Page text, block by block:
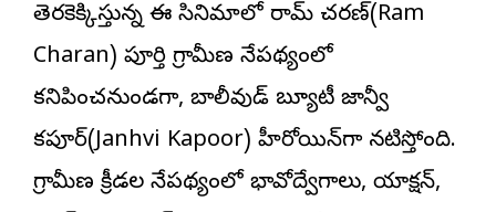
తెరకెక్కిస్తున్న ఈ సినిమాలో రామ్ చ‌ర‌ణ్(Ram
Charan) పూర్తి గ్రామీణ నేపథ్యంలో
కనిపించనుండగా, బాలీవుడ్ బ్యూటీ జాన్వీ
క‌పూర్(Janhvi Kapoor) హీరోయిన్‌గా నటిస్తోంది.
గ్రామీణ క్రీడల నేపథ్యంలో భావోద్వేగాలు, యాక్షన్,